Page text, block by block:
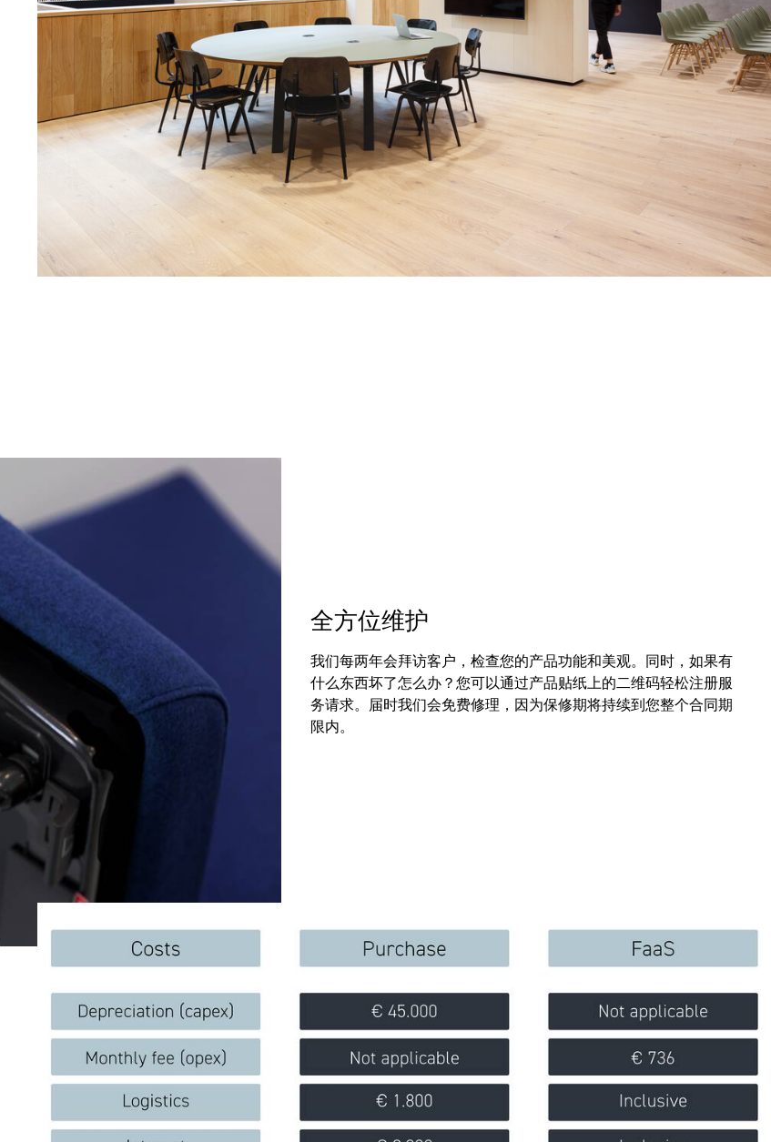
全方位维护
我们每两年会拜访客户，检查您的产品功能和美观。同时，如果有
什么东西坏了怎么办？您可以通过产品贴纸上的二维码轻松注册服
务请求。届时我们会免费修理，因为保修期将持续到您整个合同期
限内。